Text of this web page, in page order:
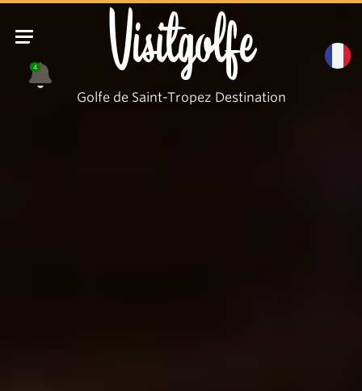
4 Visitgolfe
Golfe de Saint-Tropez Destination